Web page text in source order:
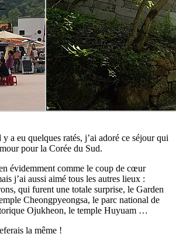
a eu quelques ratés, j’ai adoré ce séjour qui
pour la Corée du Sud.
évidemment comme le coup de cœur
j’ai aussi aimé tous les autres lieux :
qui furent une totale surprise, le Garden
Cheongpyeongsa, le parc national de
Ojukheon, le temple Huyuam …
la même !